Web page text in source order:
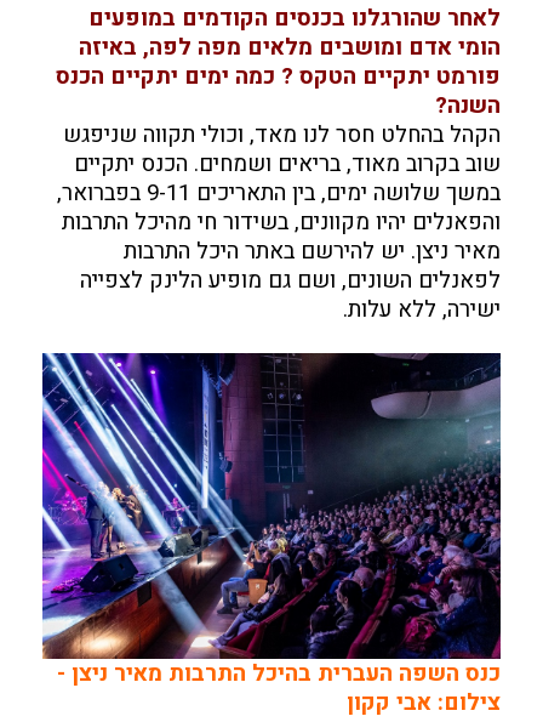
לאחר שהורגלנו בכנסים הקודמים במופעים
הומי אדם ומושבים מלאים מפה לפה, באיזה
פורמט יתקיים הטקס ? כמה ימים יתקיים הכנס
השנה?
הקהל בהחלט חסר לנו מאד, וכולי תקווה שניפגש
שוב בקרוב מאוד, בריאים ושמחים. הכנס יתקיים
במשך שלושה ימים, בין התאריכים 9-11 בפברואר,
והפאנלים יהיו מקוונים, בשידור חי מהיכל התרבות
מאיר ניצן. יש להירשם באתר היכל התרבות
לפאנלים השונים, ושם גם מופיע הלינק לצפייה
ישירה, ללא עלות.
כנס השפה העברית בהיכל התרבות מאיר ניצן -
צילום: אבי קקון